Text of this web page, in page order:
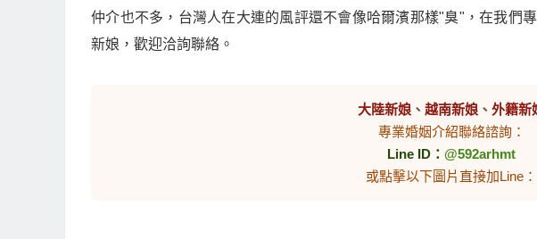
仲介也不多，台灣人在大連的風評還不會像哈爾濱那樣"臭"，在我們
新娘，歡迎洽詢聯絡。
大陸新娘 、越南新娘 、外籍新
專業婚姻介紹聯絡諮詢：
Line ID：@592arhmt
或點擊以下圖片直接加Line：